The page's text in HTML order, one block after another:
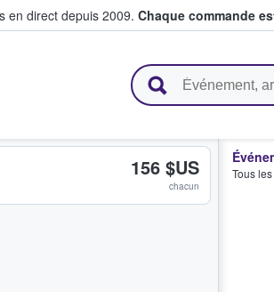
en direct depuis 2009. Chaque commande
vendent des billets
156 $US
chacun
Tous